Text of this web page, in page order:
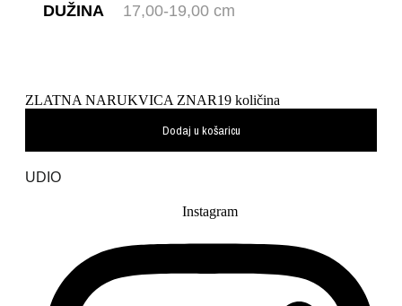
DUŽINA
17,00-19,00 cm
ZLATNA NARUKVICA ZNAR19 količina
Dodaj u košaricu
UDIO
Instagram